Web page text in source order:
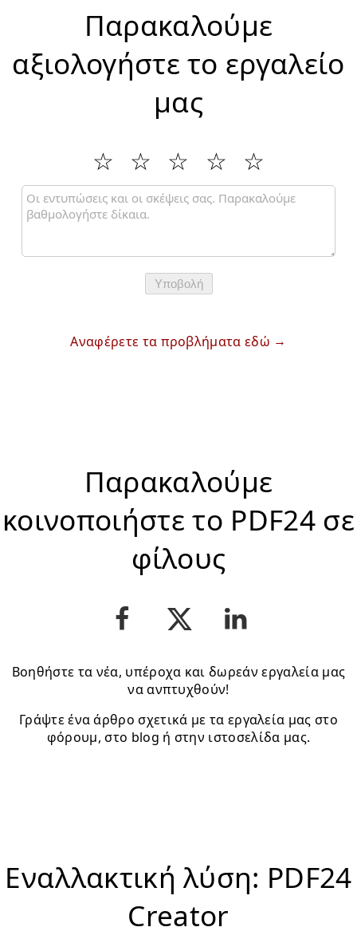
Παρακαλούμε
αξιολογήστε το εργαλείο
μας
Υποβολή
Αναφέρετε τα προβλήματα εδώ
Παρακαλούμε
κοινοποιήστε το PDF24 σε
φίλους
Βοηθήστε τα νέα, υπέροχα και δωρεάν εργαλεία μας
να ανπτυχθούν!
Γράψτε ένα άρθρο σχετικά με τα εργαλεία μας στο
φόρουμ, στο blog ή στην ιστοσελίδα μας.
Εναλλακτική λύση: PDF24
Creator